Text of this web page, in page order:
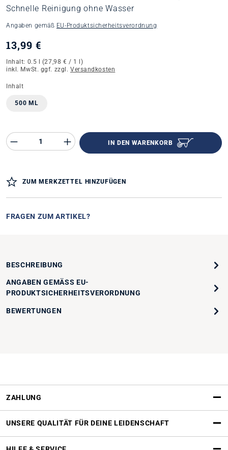
Schnelle Reinigung ohne Wasser
Angaben gemäß EU‑Produktsicherheitsverordnung
13,99 €
Inhalt: 0.5 l (27,98 € / 1 l)
inkl. MwSt. ggf. zzgl. Versandkosten
Inhaltauswählen
500 ML
Produkt Anzahl des Produktes
IN DEN WARENKORB
ZUM MERKZETTEL HINZUFÜGEN
FRAGEN ZUM ARTIKEL?
BESCHREIBUNG
ANGABEN GEMÄSS EU-P
RODUKTSICHERHEITSVERORDNUNG
BEWERTUNGEN
ZAHLUNG
UNSERE QUALITÄT FÜR DEINE LEIDENSCHAFT